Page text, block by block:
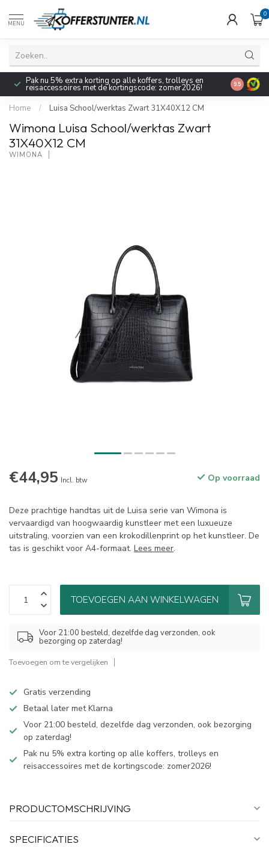
MENU
0
Pak nu 5% extra korting op alle koffers, trolleys en
reisaccessoires met de kortingscode: zomer2026! 9.5
Home / Luisa School/werktas Zwart 31X40X12 CM
Wimona Luisa School/werktas Zwart
31X40X12 CM
WIMONA
€44,95 Incl. btw Op voorraad
Deze prachtige handtas uit de Luisa serie van Wimona is
vervaardigd van hoogwaardig kunstleer met een luxueuze
uitstraling, voorzien van een krokodillenprint op het kunstleer. De
tas is geschikt voor A4-formaat. Lees meer.
TOEVOEGEN AAN WINKELWAGEN
Voor 21:00 besteld, dezelfde dag verzonden, ook
bezorging op zaterdag!
Toevoegen om te vergelijken
Gratis verzending
Betaal later met Klarna
Voor 21:00 besteld, dezelfde dag verzonden, ook bezorging
op zaterdag!
Pak nu 5% extra korting op alle koffers, trolleys en
reisaccessoires met de kortingscode: zomer2026!
PRODUCTOMSCHRIJVING
SPECIFICATIES